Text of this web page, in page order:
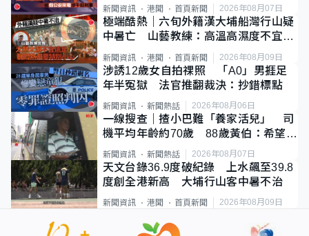
新聞資訊 港聞 首頁新聞 2026年08月07日
極端酷熱｜六旬外籍漢大埔船灣行山疑
中暑亡 山藝教練：高溫高濕度不宜遠
新聞資訊 港聞 首頁新聞 2026年08月09日
涉誘12歲女自拍祼照 「A0」男捱足
年半冤獄 法官推翻裁決：抄錯標點
新聞資訊 新聞熱話 2026年08月06日
一線搜查｜揸小巴難「養家活兒」 司
機平均年齡約70歲 88歲黃伯：希望一
直揸落去
新聞資訊 新聞熱話 2026年08月07日
天文台錄36.9度破紀錄 上水飆至39.8
度創全港新高 大埔行山客中暑不治
新聞資訊 港聞 首頁新聞 2026年08月09日